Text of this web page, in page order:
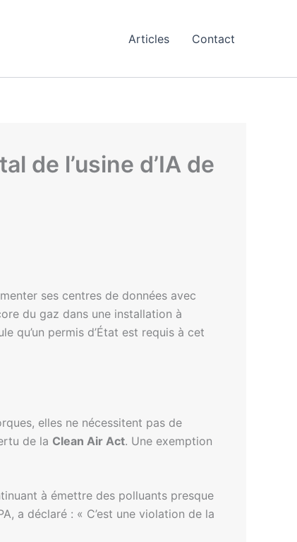
Articles Contact
de l’usine d’IA de
ses centres de données avec
du gaz dans une installation à
qu’un permis d’État est requis à cet
elles ne nécessitent pas de
de la Clean Air Act. Une exemption
à émettre des polluants presque
a déclaré : « C’est une violation de la